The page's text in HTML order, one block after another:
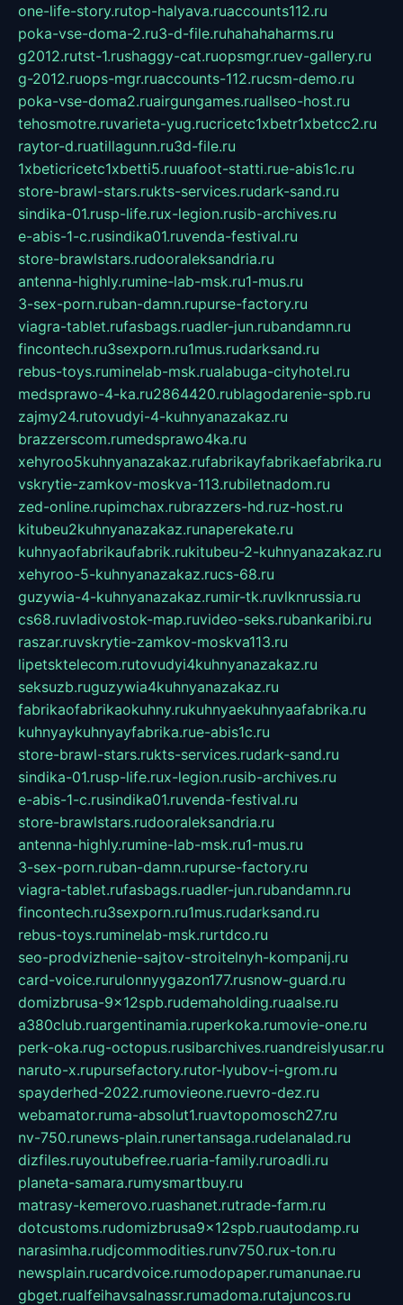
one-life-story.rutop-halyava.ruaccounts112.ru
poka-vse-doma-2.ru3-d-file.ruhahahaharms.ru
g2012.rutst-1.rushaggy-cat.ruopsmgr.ruev-gallery.ru
g-2012.ruops-mgr.ruaccounts-112.rucsm-demo.ru
poka-vse-doma2.ruairgungames.ruallseo-host.ru
tehosmotre.ruvarieta-yug.rucricetc1xbetr1xbetcc2.ru
raytor-d.ruatillagunn.ru3d-file.ru
1xbeticricetc1xbetti5.ruuafoot-statti.rue-abis1c.ru
store-brawl-stars.rukts-services.rudark-sand.ru
sindika-01.rusp-life.rux-legion.rusib-archives.ru
e-abis-1-c.rusindika01.ruvenda-festival.ru
store-brawlstars.rudooraleksandria.ru
antenna-highly.rumine-lab-msk.ru1-mus.ru
3-sex-porn.ruban-damn.rupurse-factory.ru
viagra-tablet.rufasbags.ruadler-jun.rubandamn.ru
fincontech.ru3sexporn.ru1mus.rudarksand.ru
rebus-toys.ruminelab-msk.rualabuga-cityhotel.ru
medsprawo-4-ka.ru2864420.rublagodarenie-spb.ru
zajmy24.rutovudyi-4-kuhnyanazakaz.ru
brazzerscom.rumedsprawo4ka.ru
xehyroo5kuhnyanazakaz.rufabrikayfabrikaefabrika.ru
vskrytie-zamkov-moskva-113.rubiletnadom.ru
zed-online.rupimchax.rubrazzers-hd.ruz-host.ru
kitubeu2kuhnyanazakaz.runaperekate.ru
kuhnyaofabrikaufabrik.rukitubeu-2-kuhnyanazakaz.ru
xehyroo-5-kuhnyanazakaz.rucs-68.ru
guzywia-4-kuhnyanazakaz.rumir-tk.ruvlknrussia.ru
cs68.ruvladivostok-map.ruvideo-seks.rubankaribi.ru
raszar.ruvskrytie-zamkov-moskva113.ru
lipetsktelecom.rutovudyi4kuhnyanazakaz.ru
seksuzb.ruguzywia4kuhnyanazakaz.ru
fabrikaofabrikaokuhny.rukuhnyaekuhnyaafabrika.ru
kuhnyaykuhnyayfabrika.rue-abis1c.ru
store-brawl-stars.rukts-services.rudark-sand.ru
sindika-01.rusp-life.rux-legion.rusib-archives.ru
e-abis-1-c.rusindika01.ruvenda-festival.ru
store-brawlstars.rudooraleksandria.ru
antenna-highly.rumine-lab-msk.ru1-mus.ru
3-sex-porn.ruban-damn.rupurse-factory.ru
viagra-tablet.rufasbags.ruadler-jun.rubandamn.ru
fincontech.ru3sexporn.ru1mus.rudarksand.ru
rebus-toys.ruminelab-msk.rurtdco.ru
seo-prodvizhenie-sajtov-stroitelnyh-kompanij.ru
card-voice.rurulonnyygazon177.rusnow-guard.ru
domizbrusa-9x12spb.rudemaholding.ruaalse.ru
a380club.ruargentinamia.ruperkoka.rumovie-one.ru
perk-oka.rug-octopus.rusibarchives.ruandreislyusar.ru
naruto-x.rupursefactory.rutor-lyubov-i-grom.ru
spayderhed-2022.rumovieone.ruevro-dez.ru
webamator.ruma-absolut1.ruavtopomosch27.ru
nv-750.runews-plain.runertansaga.rudelanalad.ru
dizfiles.ruyoutubefree.ruaria-family.ruroadli.ru
planeta-samara.rumysmartbuy.ru
matrasy-kemerovo.ruashanet.rutrade-farm.ru
dotcustoms.rudomizbrusa9x12spb.ruautodamp.ru
narasimha.rudjcommodities.runv750.rux-ton.ru
newsplain.rucardvoice.rumodopaper.rumanunae.ru
gbget.rualfeihavsalnassr.rumadoma.rutajuncos.ru